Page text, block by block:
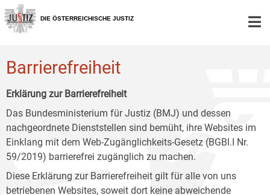
Zur
Hauptnavigation
[1]
Zum
Inhalt
[2]
Zum
Untermenü
[3]
DIE ÖSTERREICHISCHE JUSTIZ
Barrierefreiheit
Erklärung zur Barrierefreiheit
Das Bundesministerium für Justiz (BMJ) und dessen
nachgeordnete Dienststellen sind bemüht, ihre Websites im
Einklang mit dem Web-Zugänglichkeits-Gesetz (BGBl.I Nr.
59/2019) barrierefrei zugänglich zu machen.
Diese Erklärung zur Barrierefreiheit gilt für alle von uns
betriebenen Websites, soweit dort keine abweichende